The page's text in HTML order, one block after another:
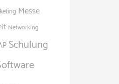
Messe
Networking
Schulung